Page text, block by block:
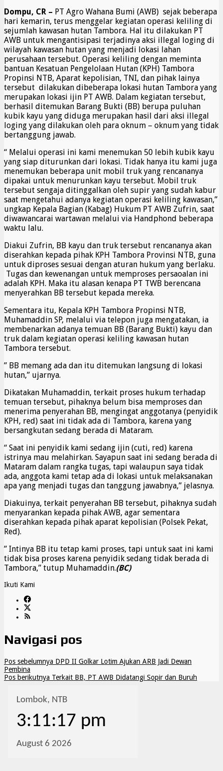
Dompu, CR – PT Agro Wahana Bumi (AWB) sejak beberapa
hari kemarin, terus menggelar kegiatan operasi keliling di
sejumlah kawasan hutan Tambora. Hal itu dilakukan PT
AWB untuk mengantisipasi terjadinya aksi illegal loging di
wilayah kawasan hutan yang menjadi lokasi lahan
perusahaan tersebut. Operasi keliling dengan meminta
bantuan Kesatuan Pengelolaan Hutan (KPH) Tambora
Propinsi NTB, Aparat kepolisian, TNI, dan pihak lainya
tersebut dilakukan dibeberapa lokasi hutan Tambora yang
merupakan lokasi ijin PT AWB. Dalam kegiatan tersebut,
berhasil ditemukan Barang Bukti (BB) berupa puluhan
kubik kayu yang diduga merupakan hasil dari aksi illegal
loging yang dilakukan oleh para oknum – oknum yang tidak
bertanggung jawab.
“ Melalui operasi ini kami menemukan 50 lebih kubik kayu
yang siap diturunkan dari lokasi. Tidak hanya itu kami juga
menemukan beberapa unit mobil truk yang rencananya
dipakai untuk menurunkan kayu tersebut. Mobil truk
tersebut sengaja ditinggalkan oleh supir yang sudah kabur
saat mengetahui adanya kegiatan operasi keliling kawasan,”
ungkap Kepala Bagian (Kabag) Hukum PT AWB Zufrin, saat
diwawancarai wartawan melalui via Handphond beberapa
waktu lalu.
Diakui Zufrin, BB kayu dan truk tersebut rencananya akan
diserahkan kepada pihak KPH Tambora Provinsi NTB, guna
untuk diproses sesuai dengan aturan hukum yang berlaku.
Tugas dan kewenangan untuk memproses persaoalan ini
adalah KPH. Maka itu alasan kenapa PT TWB berencana
menyerahkan BB tersebut kepada mereka.
Sementara itu, Kepala KPH Tambora Propinsi NTB,
Muhamaddin SP, melalui via telepon juga mengatakan, ia
membenarkan adanya temuan BB (Barang Bukti) kayu dan
truk dalam kegiatan operasi keliling kawasan hutan
Tambora tersebut.
” BB memang ada dan itu ditemukan langsung di lokasi
hutan,” ujarnya.
Dikatakan Muhamaddin, terkait proses hukum terhadap
temuan tersebut, pihaknya belum bisa memproses dan
menerima penyerahan BB, mengingat anggotanya (penyidik
KPH, red) saat ini tidak ada di Tambora, karena yang
bersangkutan sedang berada di Mataram.
“ Saat ini penyidik kami sedang ijin (cuti, red) karena
istrinya mau melahirkan. Sayapun saat ini sedang berada di
Mataram dalam rangka tugas, tapi walaupun saya tidak
ada, anggota kami tetap ada di lokasi untuk melaksanakan
apa yang menjadi tugas dan tanggung jawabnya,” jelasnya.
Diakuinya, terkait penyerahan BB tersebut, pihaknya sudah
menyarankan kepada pihak AWB, agar sementara
diserahkan kepada pihak aparat kepolisian (Polsek Pekat,
Red).
” Intinya BB itu tetap kami proses, tapi untuk saat ini kami
tidak bisa proses karena penyidik sedang tidak berada di
Tambora,” tutup Muhamaddin.(BC)
Ikuti Kami
Navigasi pos
Pos sebelumnya DPD II Golkar Lotim Ajukan ARB Jadi Dewan
Pembina
Pos berikutnya Terkait BB, PT AWB Didatangi Sopir dan Buruh